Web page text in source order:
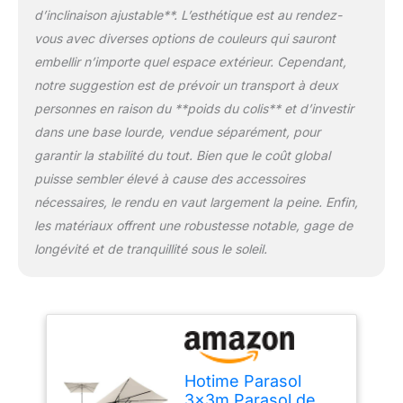
la piscine, le jardin ou la
plage, ce parasol offre
une couverture
exceptionnelle. Durable
et élégant, il convient aux
espaces résidentiels et
commerciaux. Protection
solaire fiable et touche
de sophistication
garanties. Transformez
votre extérieur avec cet
accessoire
indispensable.
déporté est doté d'une
conception intuitive qui
facilite l'installation.
Parfait pour tout espace
extérieur, son
d’inclinaison ajustable**. L’esthétique est au rendez-
vous avec diverses options de couleurs qui sauront
embellir n’importe quel espace extérieur. Cependant,
notre suggestion est de prévoir un transport à deux
personnes en raison du **poids du colis** et d’investir
dans une base lourde, vendue séparément, pour
garantir la stabilité du tout. Bien que le coût global
puisse sembler élevé à cause des accessoires
nécessaires, le rendu en vaut largement la peine. Enfin,
les matériaux offrent une robustesse notable, gage de
longévité et de tranquillité sous le soleil.
Hotime Parasol